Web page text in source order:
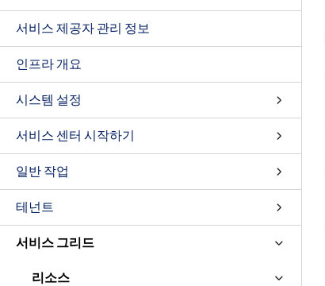
서비스 제공자 관리 정보
인프라 개요
시스템 설정
서비스 센터 시작하기
일반 작업
테넌트
서비스 그리드
리소스